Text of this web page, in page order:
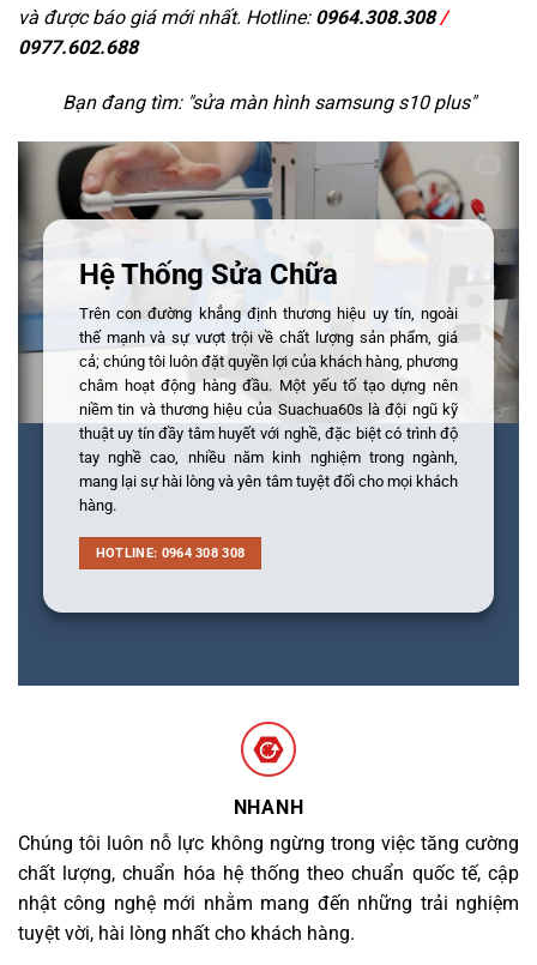
và được báo giá mới nhất. Hotline: 0964.308.308/
0977.602.688
Bạn đang tìm: "sửa màn hình samsung s10 plus"
Hệ Thống Sửa Chữa
Trên con đường khẳng định thương hiệu uy tín, ngoài
thế mạnh và sự vượt trội về chất lượng sản phẩm, giá
cả; chúng tôi luôn đặt quyền lợi của khách hàng, phương
châm hoạt động hàng đầu. Một yếu tố tạo dựng nên
niềm tin và thương hiệu của Suachua60s là đội ngũ kỹ
thuật uy tín đầy tâm huyết với nghề, đặc biệt có trình độ
tay nghề cao, nhiều năm kinh nghiệm trong ngành,
mang lại sự hài lòng và yên tâm tuyệt đối cho mọi khách
hàng.
HOTLINE: 0964 308 308
NHANH
Chúng tôi luôn nỗ lực không ngừng trong việc tăng cường
chất lượng, chuẩn hóa hệ thống theo chuẩn quốc tế, cập
nhật công nghệ mới nhằm mang đến những trải nghiệm
tuyệt vời, hài lòng nhất cho khách hàng.